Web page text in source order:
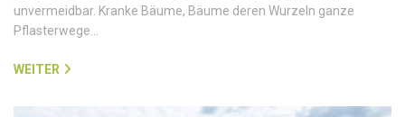
unvermeidbar. Kranke Bäume, Bäume deren Wurzeln ganze
Pflasterwege…
WEITER